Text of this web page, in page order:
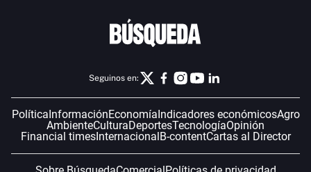
Seguinos en:
Política InformaciónEconomía Indicadores económicosAgro
AmbienteCulturaDeportesTecnologíaOpinión
Financial timesInternacional B-contentCartas al Director